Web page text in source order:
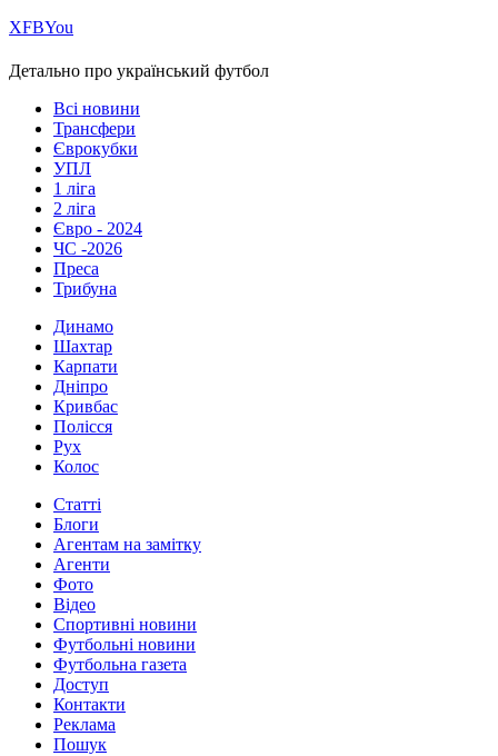
ХFBYou
Детально про український футбол
Всі новини
Трансфери
Єврокубки
УПЛ
1 ліга
2 ліга
Євро - 2024
ЧС -2026
Преса
Трибуна
Динамо
Шахтар
Карпати
Дніпро
Кривбас
Полісся
Рух
Колос
Статті
Блоги
Агентам на замітку
Агенти
Фото
Відео
Спортивні новини
Футбольні новини
Футбольна газета
Доступ
Контакти
Реклама
Пошук